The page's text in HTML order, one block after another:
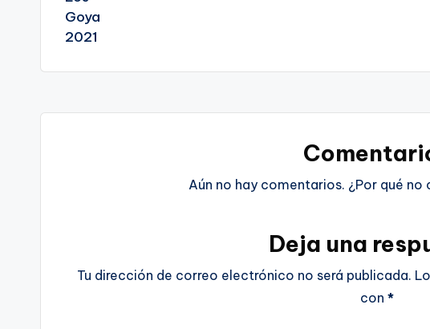
Aún no hay comentarios. ¿Por qué
Deja una
Tu dirección de correo electrónico no será publicada.
con*